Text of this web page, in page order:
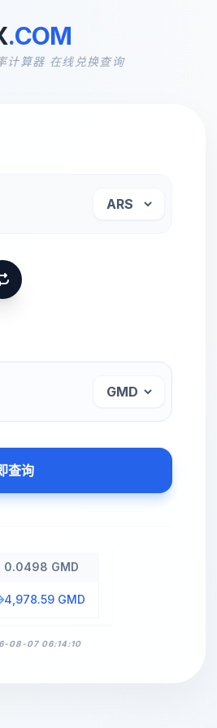
.COM
计算器 在线兑换查询
查询
0.0498 GMD
4,978.59 GMD
08-07 06:14:10